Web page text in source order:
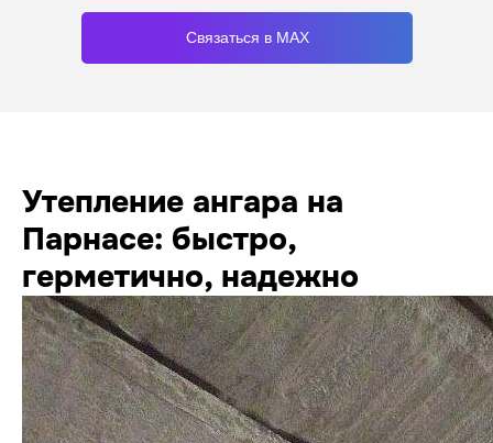
096-11-11
sale@ppu-snab.com
А-
КОРПОРАЦИЯ
Связаться в MAX
Утепление ангара на
Парнасе: быстро,
герметично, надежно